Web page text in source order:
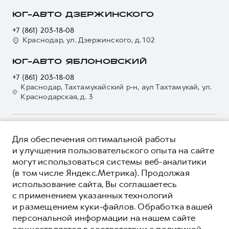
Для малого бизнеса
Система управления автопарком
Сервис для корпоративных клиентов
HAVAL Лизинг
Коллекция PRO
Коллекция Базовая
Коллекция Детская
Электронный ПТС
GWM Безопасность
Мобильное приложение GWM
Программа «HAVAL Защита+»
Руководства по эксплуатации
Подписки
Коллекция PRO
Коллекция Базовая
Коллекция Детская
О дилере
Наша команда
Контакты
ЮГ-АВТО ДЗЕРЖИНСКОГО
+7 (861) 203-18-08
Краснодар, ул. Дзержинского, д. 102
ЮГ-АВТО ЯБЛОНОВСКИЙ
+7 (861) 203-18-08
Краснодар, Тахтамукайский р-н, аул Тахтамукай, ул.
Краснодарская, д. 3
ЦЕНЫ И ВЫГОДЫ
ЮРИДИЧЕСКАЯ ИНФОРМАЦИЯ
Вся представленная на сайте информация, касающаяся
автомобилей и сервисного обслуживания, носит
информационный характер и не является публичной офертой.
Все цены, указанные на данном сайте, носят информационный
****На некоторых автомобилях HAVAL может отсутствовать
система / устройство вызова экстренных оперативных служб
Показать все
Для обеспечения оптимальной работы
и улучшения пользовательского опыта на сайте
могут использоваться системы веб-аналитики
(в том числе Яндекс.Метрика). Продолжая
использование сайта, Вы соглашаетесь
с применением указанных технологий
и размещением куки-файлов. Обработка вашей
персональной информации на нашем сайте